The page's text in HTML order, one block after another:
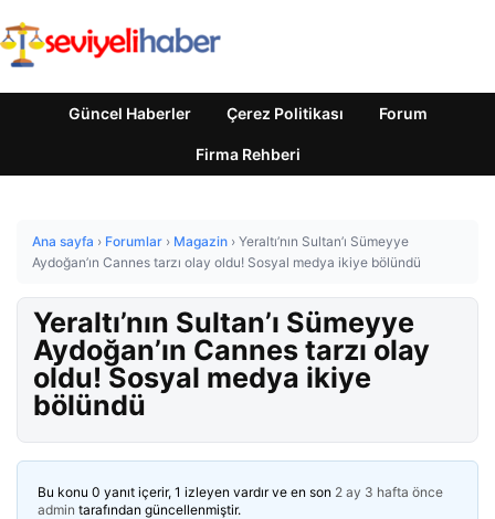
Güncel Haberler Çerez Politikası Forum
Firma Rehberi
Ana sayfa › Forumlar › Magazin › Yeraltı’nın Sultan’ı Sümeyye
Aydoğan’ın Cannes tarzı olay oldu! Sosyal medya ikiye bölündü
Yeraltı’nın Sultan’ı Sümeyye
Aydoğan’ın Cannes tarzı olay
oldu! Sosyal medya ikiye
bölündü
Bu konu 0 yanıt içerir, 1 izleyen vardır ve en son 2 ay 3 hafta önce
admin tarafından güncellenmiştir.